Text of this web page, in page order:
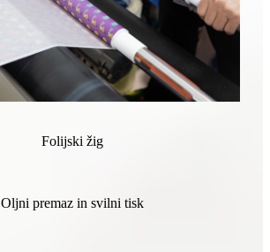
Folijski žig
Oljni premaz in svilni tisk